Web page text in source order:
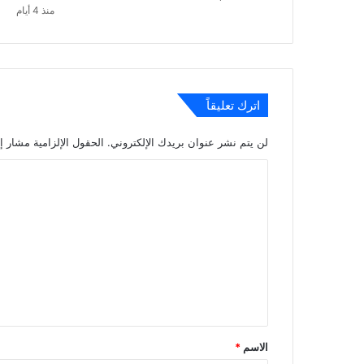
منذ 3 أيام
منذ 4 أيام
اترك تعليقاً
لن يتم نشر عنوان بريدك الإلكتروني. الحقول الإلزامية مشار
*
الاسم *